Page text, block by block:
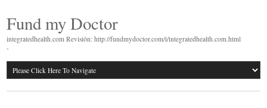
Fund my Doctor
integratedhealth.com Revisión: http://fundmydoctor.com/i/integratedhealth.com.html
-